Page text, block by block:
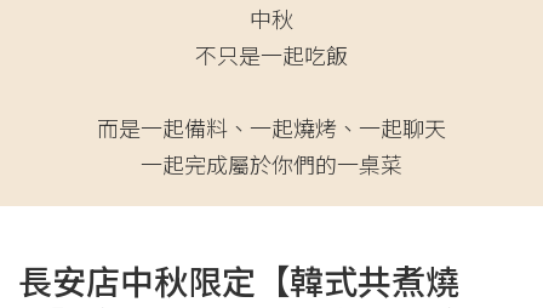
中秋
不只是一起吃飯
而是一起備料、一起燒烤、一起聊天
一起完成屬於你們的一桌菜
長安店中秋限定【韓式共煮燒